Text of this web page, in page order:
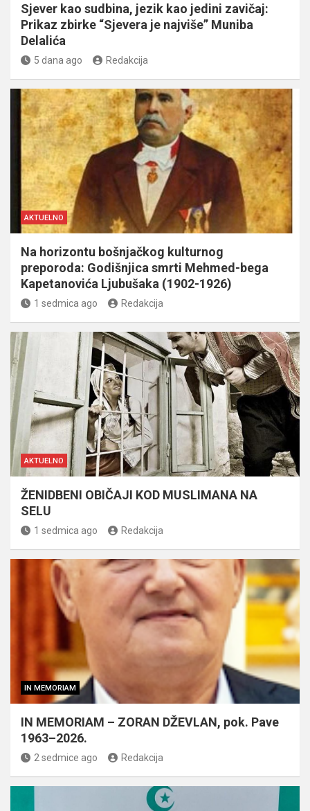
Sjever kao sudbina, jezik kao jedini zavičaj:
Prikaz zbirke “Sjevera je najviše” Muniba
Delalića
5 dana ago Redakcija
AKTUELNO
Na horizontu bošnjačkog kulturnog
preporoda: Godišnjica smrti Mehmed-bega
Kapetanovića Ljubušaka (1902-1926)
1 sedmica ago Redakcija
AKTUELNO
ŽENIDBENI OBIČAJI KOD MUSLIMANA NA
SELU
1 sedmica ago Redakcija
IN MEMORIAM
IN MEMORIAM – ZORAN DŽEVLAN, pok. Pave
1963–2026.
2 sedmice ago Redakcija